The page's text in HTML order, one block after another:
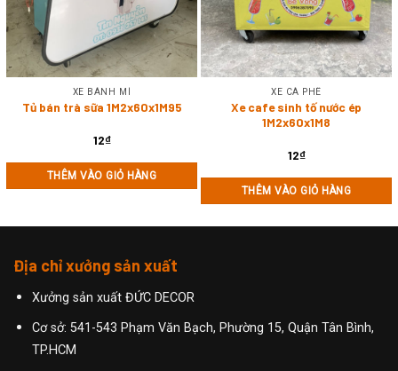
XE BÁNH MÌ
Tủ bán trà sữa 1M2x60x1M95
12₫
THÊM VÀO GIỎ HÀNG
XE CÀ PHÊ
Xe cafe sinh tố nước ép
1M2x60x1M8
12₫
THÊM VÀO GIỎ HÀNG
Địa chỉ xưởng sản xuất
Xưởng sản xuất ĐỨC DECOR
Cơ sở: 541-543 Phạm Văn Bạch, Phường 15, Quận Tân Bình,
TP.HCM